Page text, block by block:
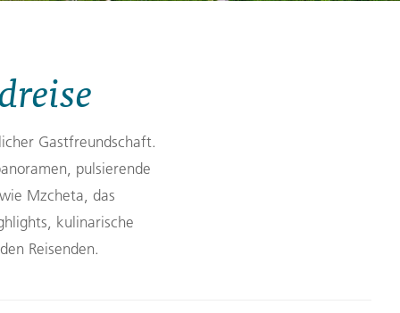
Gastfreundschaft.
pulsierende
Mzcheta, das
kulinarische
Reisenden.